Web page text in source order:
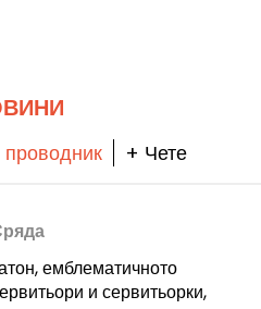
+ Чете
емблематичното
и сервитьорки,